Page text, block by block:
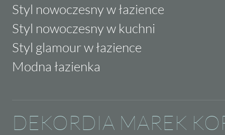
Styl nowoczesny w łazience
Styl nowoczesny w kuchni
Styl glamour w łazience
Modna łazienka
DEKORDIA MAREK